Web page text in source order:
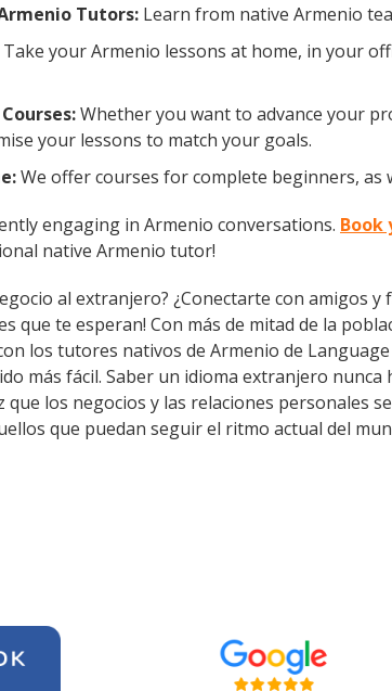
Tutors: Learn from native Armenio
Take your Armenio lessons at home, in your
Whether you want to advance your
your lessons to match your goals.
We offer courses for complete beginners,
engaging in Armenio conversations. Book
native Armenio tutor!
al extranjero? ¿Conectarte con amigos
que te esperan! Con más de mitad de la
los tutores nativos de Armenio de
más fácil. Saber un idioma extranjero
que los negocios y las relaciones personales
que puedan seguir el ritmo actual del